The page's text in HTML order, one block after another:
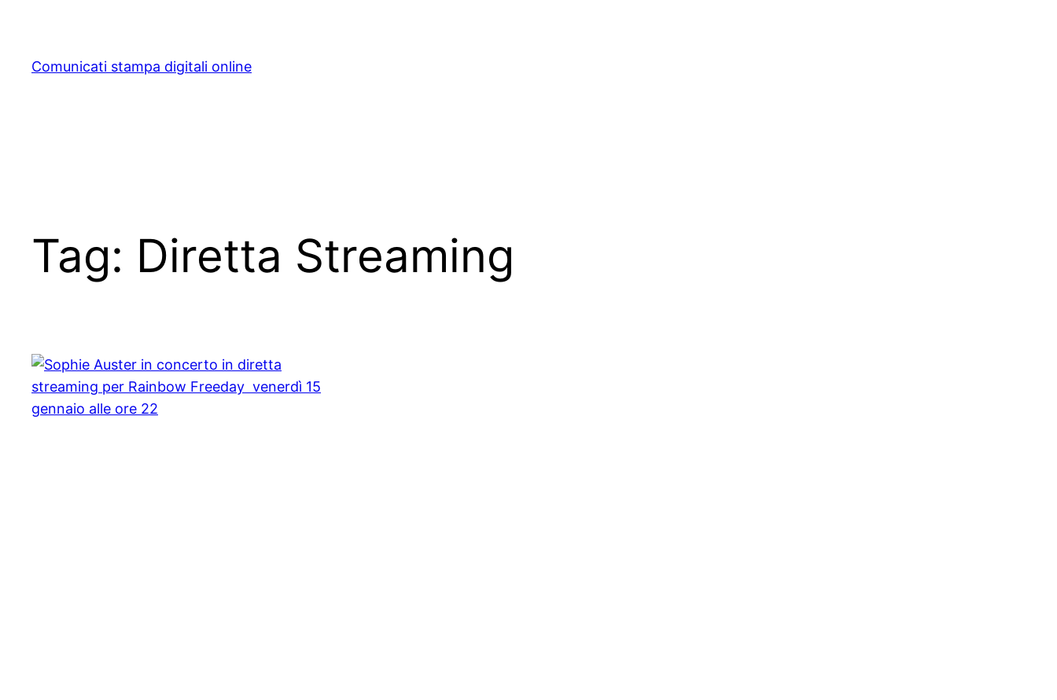
content
Comunicati stampa digitali online
Tag: Diretta Streaming